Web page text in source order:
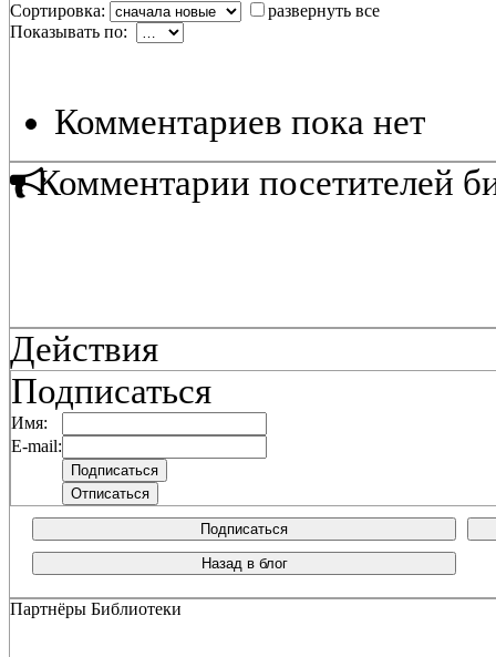
Сортировка:
развернуть все
Показывать по:
Комментариев пока нет
Комментарии посетителей
Действия
Подписаться
Имя:
E-mail:
Подписаться
Назад в блог
Партнёры Библиотеки